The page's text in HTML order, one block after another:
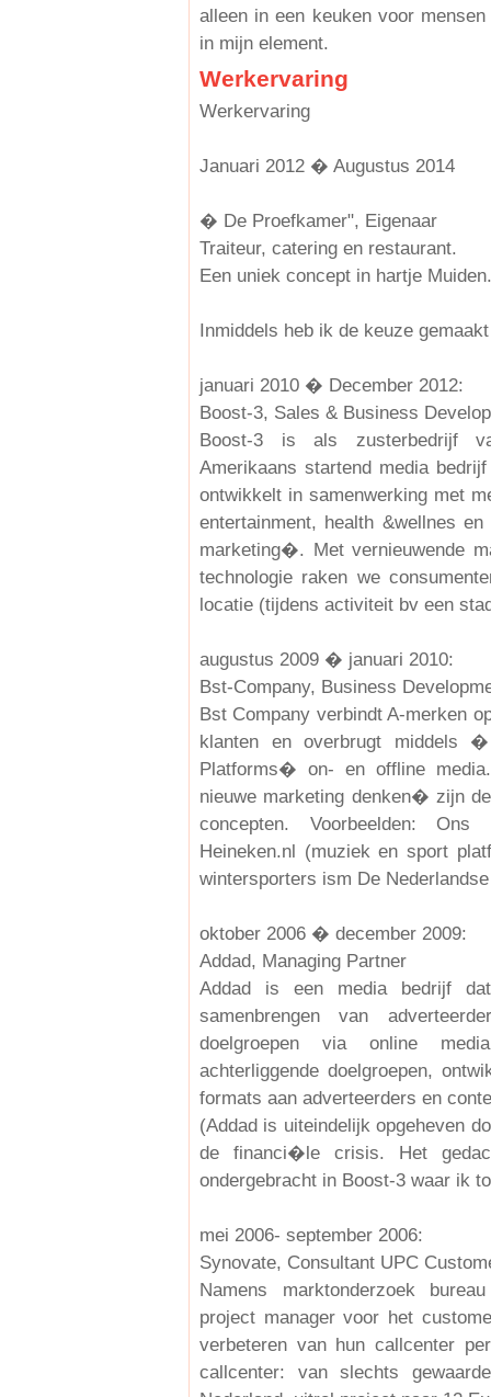
alleen in een keuken voor
in mijn element.
Werkervaring
Werkervaring
Januari 2012 � Augustus 2014
� De Proefkamer", Eigenaar
Traiteur, catering en restaurant.
Een uniek concept in hartje
Inmiddels heb ik de keuze
januari 2010 � December 2012:
Boost-3, Sales & Business
Boost-3 is als zusterbedrijf
Amerikaans startend media
ontwikkelt in samenwerking met
entertainment, health &wellnes
marketing�. Met vernieuwende
technologie raken we
locatie (tijdens activiteit bv een
augustus 2009 � januari 2010:
Bst-Company, Business
Bst Company verbindt A-merken
klanten en overbrugt middels
Platforms� on- en offline
nieuwe marketing denken� zijn
concepten. Voorbeelden:
Heineken.nl (muziek en sport
wintersporters ism De
oktober 2006 � december 2009:
Addad, Managing Partner
Addad is een media bedrijf
samenbrengen van
doelgroepen via online
achterliggende doelgroepen,
formats aan adverteerders en
(Addad is uiteindelijk opgeheven
de financi�le crisis. Het
ondergebracht in Boost-3 waar ik
mei 2006- september 2006:
Synovate, Consultant UPC
Namens marktonderzoek
project manager voor het
verbeteren van hun callcenter
callcenter: van slechts